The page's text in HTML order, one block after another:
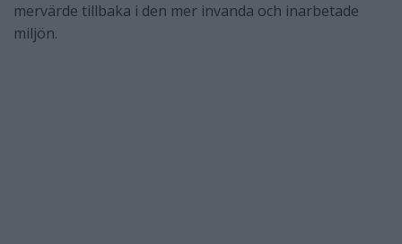
mervärde tillbaka i den mer invanda och inarbetade
miljön.